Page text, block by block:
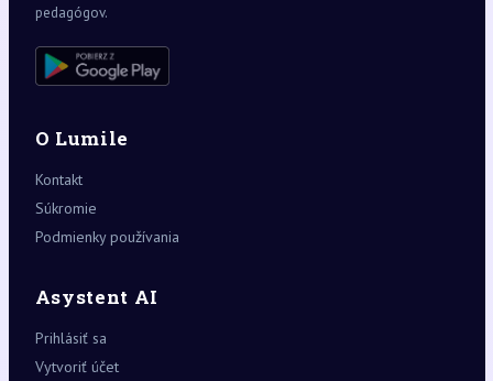
pedagógov.
O Lumile
Kontakt
Súkromie
Podmienky používania
Asystent AI
Prihlásiť sa
Vytvoriť účet